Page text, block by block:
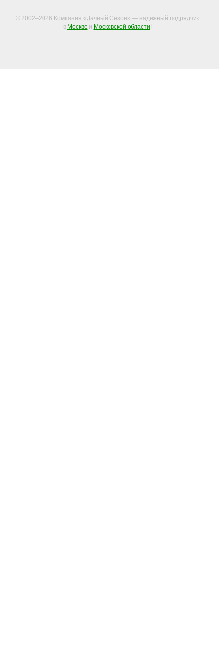
© 2002–2026 Компания «Дачный Сезон» — надежный подрядчик
в Москве и Московской области!